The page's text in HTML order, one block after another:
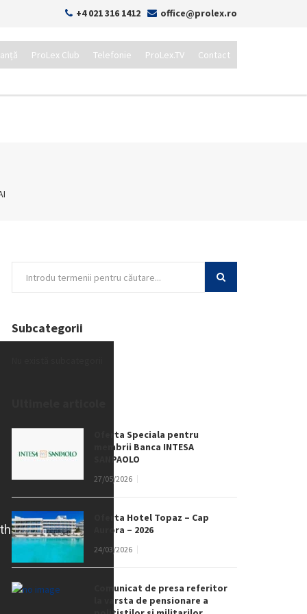
+4 021 316 1412 office@prolex.ro
ProLex Club Telefonie ProLex.TV Contact
Subcategorii
Oferta Speciala pentru
membrii Banca INTESA
SANPAOLO
27/05/2026
Oferta Hotel Topaz – Cap
Aurora – 2026
24/03/2026
Comunicat de presa referitor
la varsta de pensionare a